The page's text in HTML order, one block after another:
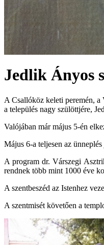
Jedlik Ányos
A Csallóköz keleti peremén,
a település nagy szülöttjére,
Valójában már május 5-én
Május 6-a teljesen az
A program dr. Várszegi
rendnek több mint 1000 éve
A szentbeszéd az Istenhez
A szentmisét követően a